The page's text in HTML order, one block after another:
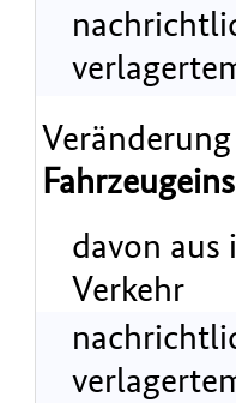
davon
Verkehr